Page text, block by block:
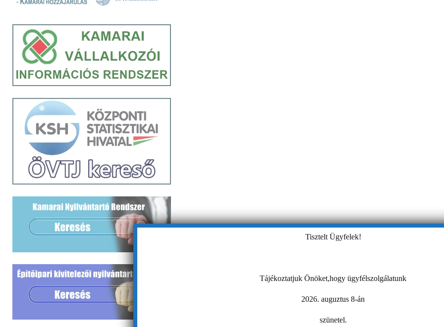
Tisztelt Ügyfelek!
Tájékoztatjuk Önöket,hogy ügyfélszolgálatunk
2026. auguztus 8-án
szünetel.